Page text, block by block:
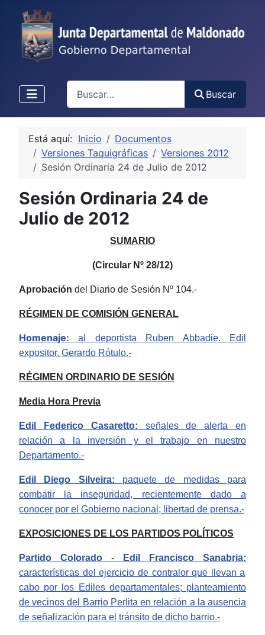
Buscar
Está aquí: Inicio
Documentos
Versiones Taquigráficas
Versiones 2012
Sesión Ordinaria 24 de Julio de 2012
Sesión Ordinaria 24 de
Julio de 2012
SUMARIO
(Circular Nº 28/12)
Aprobación del Diario de Sesión Nº 104.-
RÉGIMEN DE COMISIÓN GENERAL
Homenaje: al deportista Ruben Abbadie. Edil
expositor, Gerardo Rótulo.-
RÉGIMEN ORDINARIO DE SESIÓN
Media Hora Previa
Edil Federico Casaretto:
señales de alerta en
relación a la inversión y el trabajo en nuestro
Departamento.-
Edil Diego Silveira:
paquete de medidas para
combatir la inseguridad, recientemente dado a
conocer por el Gobierno nacional; libertad de prensa.-
EXPOSICIONES DE LOS PARTIDOS POLÍTICOS
Partido Colorado - Edil Francisco Sanabria:
características del ejercicio de contralor que llevan a
cabo por los Ediles departamentales; planteamiento
de vecinos del Barrio Perlita en relación a la ausencia
de señalización para el tránsito de dicho barrio.-